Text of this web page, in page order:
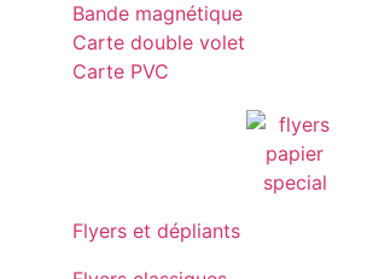
Bande magnétique
Carte double volet
Carte PVC
Flyers et dépliants